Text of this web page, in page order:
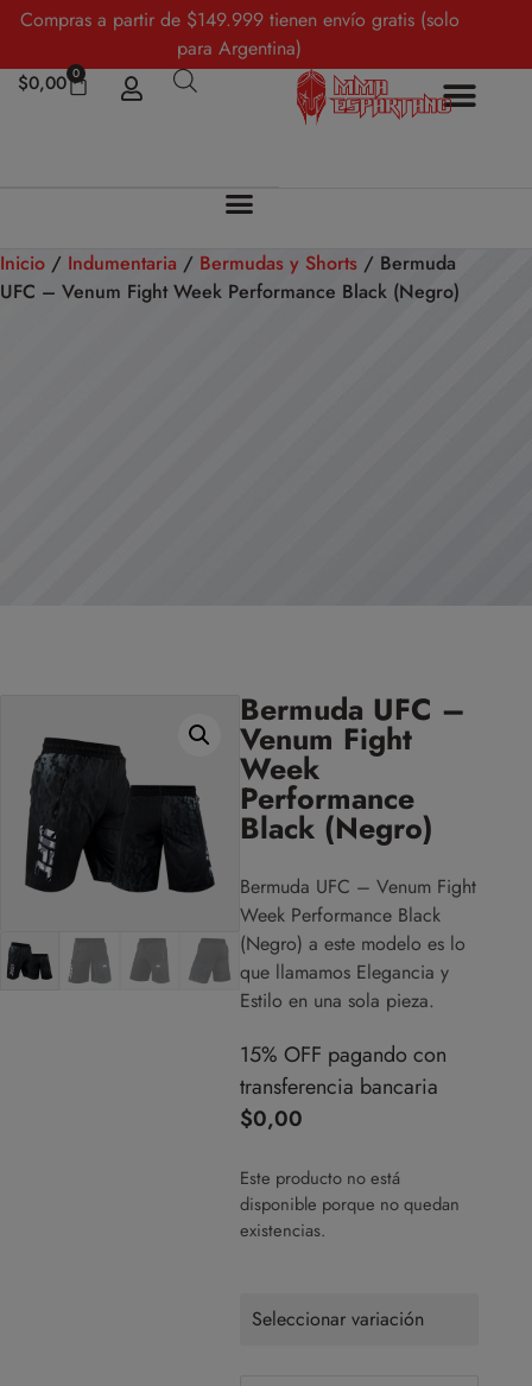
Compras a partir de $149.999 tienen envío gratis (solo
para Argentina)
$0,00 0
Inicio / Indumentaria / Bermudas y Shorts / Bermuda
UFC – Venum Fight Week Performance Black (Negro)
Bermuda UFC –
Venum Fight
Week
Performance
Black (Negro)
Bermuda UFC – Venum Fight
Week Performance Black
(Negro) a este modelo es lo
que llamamos Elegancia y
Estilo en una sola pieza.
15% OFF pagando con
transferencia bancaria
$0,00
Este producto no está
disponible porque no quedan
existencias.
Seleccionar variación